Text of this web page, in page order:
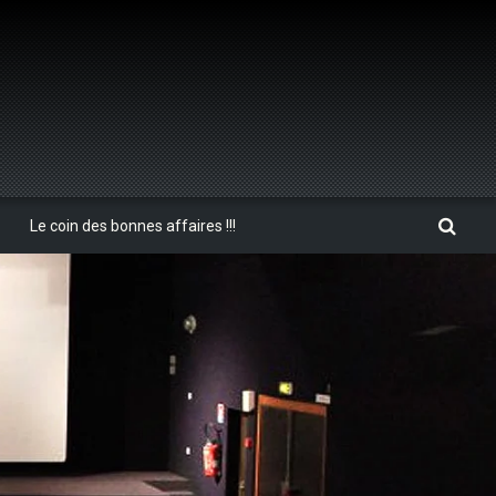
Le coin des bonnes affaires !!!